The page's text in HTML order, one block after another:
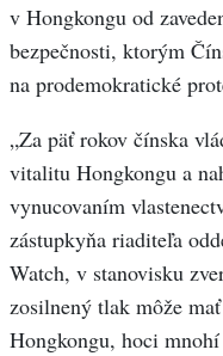
v Hongkongu od
bezpečnosti, ktorým
na prodemokratické
„Za päť rokov čínska
vitalitu Hongkongu a
vynucovaním
zástupkyňa riaditeľa
Watch, v stanovisku
zosilnený tlak môže
Hongkongu, hoci